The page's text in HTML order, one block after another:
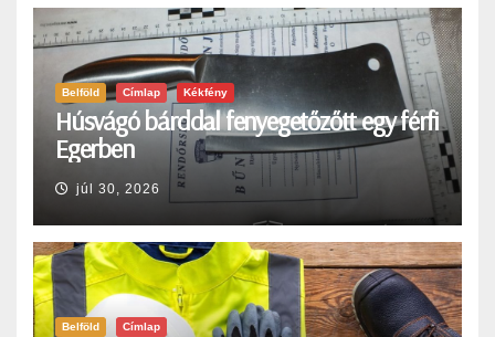
Belföld Címlap Kékfény
Húsvágó bárddal fenyegetőzőtt egy férfi
Egerben
júl 30, 2026
Belföld Címlap